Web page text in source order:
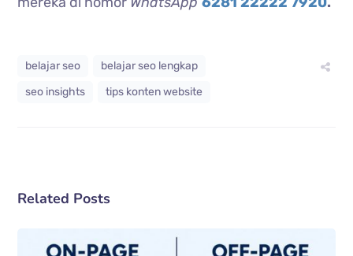
belajar seo
belajar seo lengkap
seo insights
tips konten website
Related Posts